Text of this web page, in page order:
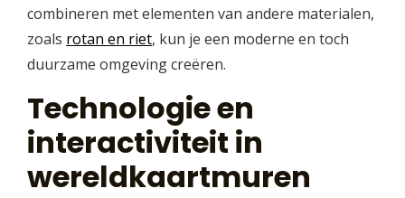
combineren met elementen van andere materialen,
zoals rotan en riet, kun je een moderne en toch
duurzame omgeving creëren.
Technologie en
interactiviteit in
wereldkaartmuren